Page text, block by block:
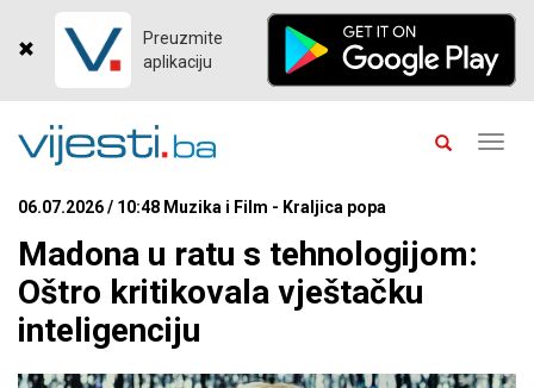
Preuzmite
aplikaciju
06.07.2026 / 10:48 Muzika i Film - Kraljica popa
Madona u ratu s tehnologijom:
Oštro kritikovala vještačku
inteligenciju